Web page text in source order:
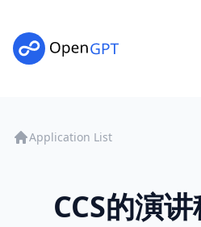
Application List
CCS的演